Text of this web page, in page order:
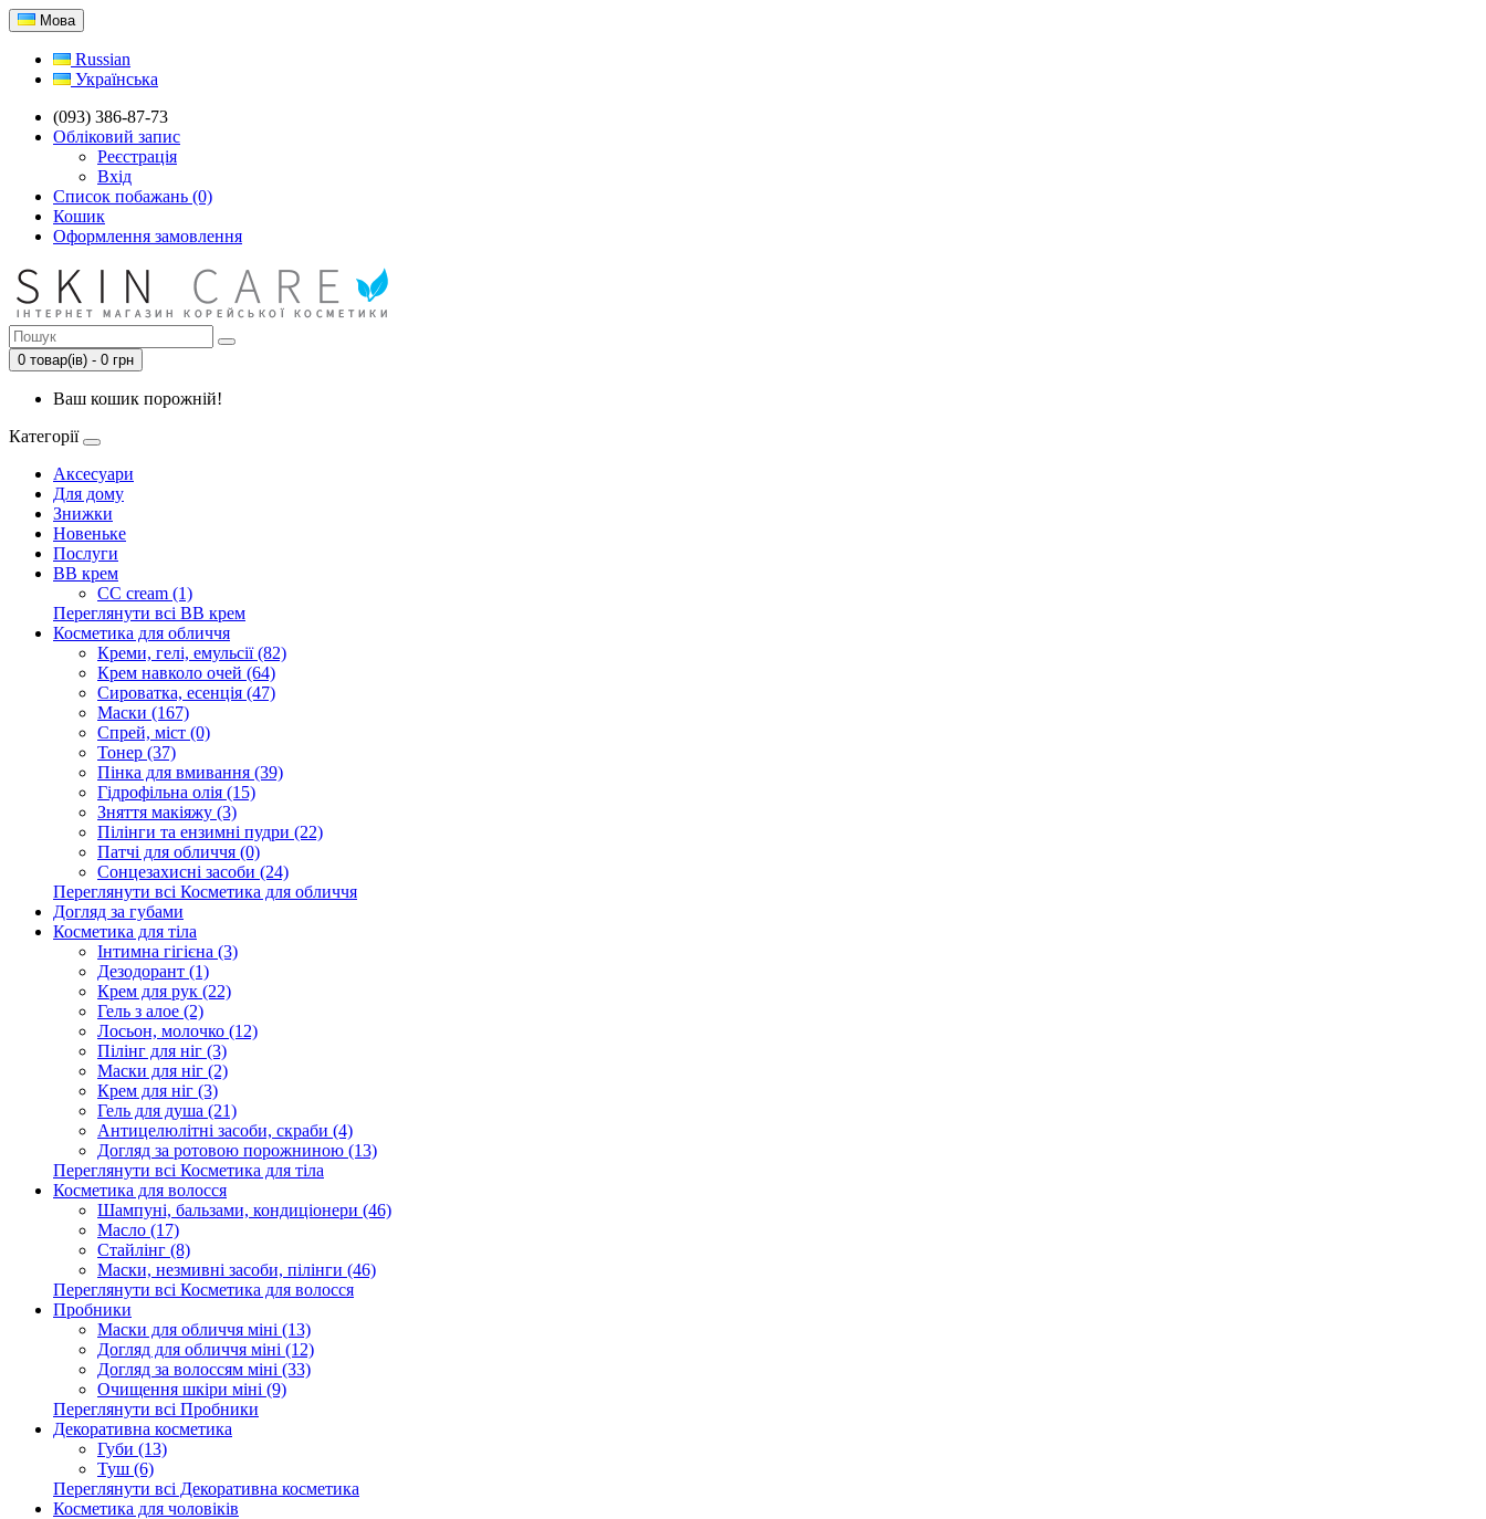
Мова
Russian
Українська
(093) 386-87-73
Обліковий запис
Реєстрація
Вхід
Список побажань (0)
Кошик
Оформлення замовлення
0 товар(ів) - 0 грн
Ваш кошик порожній!
Категорії
Аксесуари
Для дому
Знижки
Новеньке
Послуги
BB крем
CC cream (1)
Переглянути всі BB крем
Косметика для обличчя
Креми, гелі, емульсії (82)
Крем навколо очей (64)
Сироватка, есенція (47)
Маски (167)
Спрей, міст (0)
Тонер (37)
Пінка для вмивання (39)
Гідрофільна олія (15)
Зняття макіяжу (3)
Пілінги та ензимні пудри (22)
Патчі для обличчя (0)
Сонцезахисні засоби (24)
Переглянути всі Косметика для обличчя
Догляд за губами
Косметика для тіла
Інтимна гігієна (3)
Дезодорант (1)
Крем для рук (22)
Гель з алое (2)
Лосьон, молочко (12)
Пілінг для ніг (3)
Маски для ніг (2)
Крем для ніг (3)
Гель для душа (21)
Антицелюлітні засоби, скраби (4)
Догляд за ротовою порожниною (13)
Переглянути всі Косметика для тіла
Косметика для волосся
Шампуні, бальзами, кондиціонери (46)
Масло (17)
Стайлінг (8)
Маски, незмивні засоби, пілінги (46)
Переглянути всі Косметика для волосся
Пробники
Маски для обличчя міні (13)
Догляд для обличчя міні (12)
Догляд за волоссям міні (33)
Очищення шкіри міні (9)
Переглянути всі Пробники
Декоративна косметика
Губи (13)
Туш (6)
Переглянути всі Декоративна косметика
Косметика для чоловіків